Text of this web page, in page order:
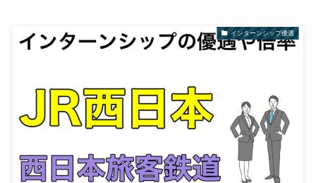
インターンシップ優遇